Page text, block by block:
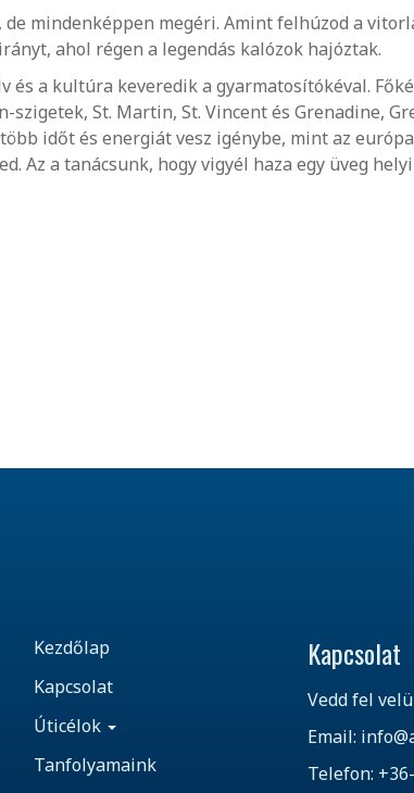
mindenképpen megéri. Amint felhúzod a
ahol régen a legendás kalózok hajóztak.
a kultúra keveredik a gyarmatosítókéval.
St. Martin, St. Vincent és Grenadine,
időt és energiát vesz igénybe, mint az
a tanácsunk, hogy vigyél haza egy üveg
Kezdőlap
Kapcsolat
Úticélok
Tanfolyamaink
Kapcsolat
Vedd fel
Email:
Telefon: